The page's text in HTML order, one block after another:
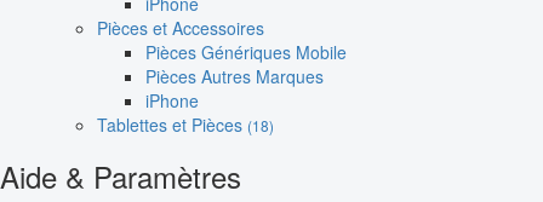
Pièces et Accessoires
Pièces Génériques Mobile
Pièces Autres Marques
iPhone
Tablettes et Pièces (18)
Aide & Paramètres